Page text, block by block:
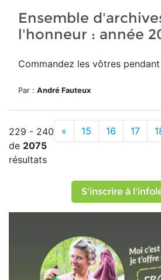
Ensemble
l'honneur : année
Commandez les vôtres
Par : André Fauteux
229 - 240
de 2075
résultats
« 15 16 17
S'inscrire à